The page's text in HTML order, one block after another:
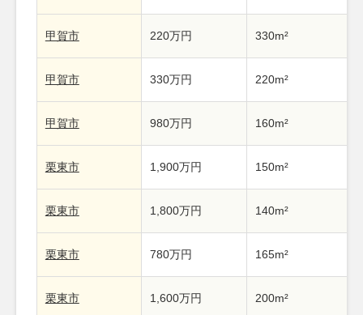
甲賀市 220万円 330m²
甲賀市 330万円 220m²
甲賀市 980万円 160m²
栗東市 1,900万円 150m²
栗東市 1,800万円 140m²
栗東市 780万円 165m²
栗東市 1,600万円 200m²